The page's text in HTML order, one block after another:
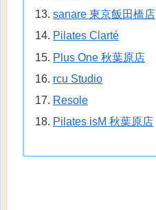
sanare 東京飯田橋店
Pilates Clarté
Plus One 秋葉原店
rcu Studio
Resole
Pilates isM 秋葉原店